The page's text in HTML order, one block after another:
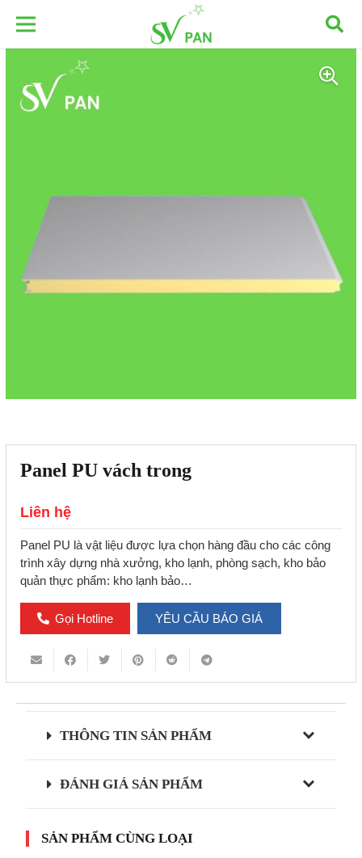
Panel PU vách trong
Liên hệ
Panel PU là vật liệu được lựa chọn hàng đầu cho các công
trình xây dựng nhà xưởng, kho lạnh, phòng sạch, kho bảo
quản thực phẩm: kho lạnh bảo…
Gọi Hotline YÊU CẦU BÁO GIÁ
THÔNG TIN SẢN PHẨM
ĐÁNH GIÁ SẢN PHẨM
SẢN PHẨM CÙNG LOẠI